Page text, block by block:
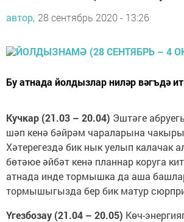
автор, 28 сентябрь 2020 - 13:26
Бу атнада йолдызлар ниләр вәгъдә
Кучкар (21.03 – 20.04) Эштәге
шәп кенә бәйрәм чараларына
Хәтерегездә бик нык уелып калачак
бөтәюе әйбәт кенә планнар коруга
атнада инде тормышка да аша
тормышыгызда бер бик матур
Үгезбозау (21.04 – 20.05) Көч-